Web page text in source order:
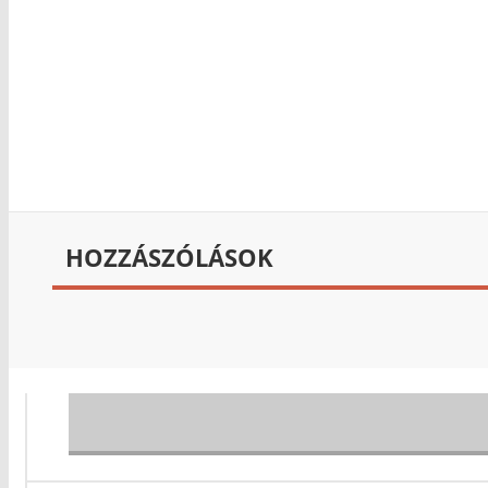
HOZZÁSZÓLÁSOK